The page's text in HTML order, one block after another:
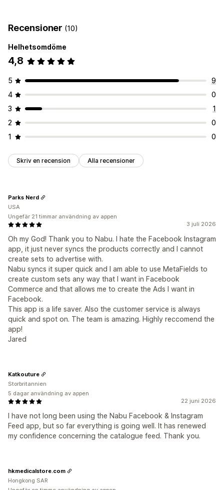
Anpassade listningar
Lokaliserade flöden
Variantsynkronisering
Flödeshantering
Lagersupport
Recensioner (10)
Helhetsomdöme
4,8
5
9
4
0
3
1
2
0
1
0
Skriv en recension Alla recensioner
3 juli 2026
Oh my God! Thank you to Nabu. I hate the Facebook Instagram
app, it just never syncs the products correctly and I cannot
create sets to advertise with.
Nabu syncs it super quick and I am able to use MetaFields to
create custom sets any way that I want in Facebook
Commerce and that allows me to create the Ads I want in
Facebook.
This app is a life saver. Also the customer service is always
quick and spot on. The team is amazing. Highly reccomend the
app!
Jared
Parks Nerd
USA
Ungefär 21 timmar användning av appen
22 juni 2026
I have not long been using the Nabu Facebook & Instagram
Feed app, but so far everything is going well. It has renewed
my confidence concerning the catalogue feed. Thank you.
Katkouture
Storbritannien
5 dagar användning av appen
hkmedicalstore.com
Hongkong SAR